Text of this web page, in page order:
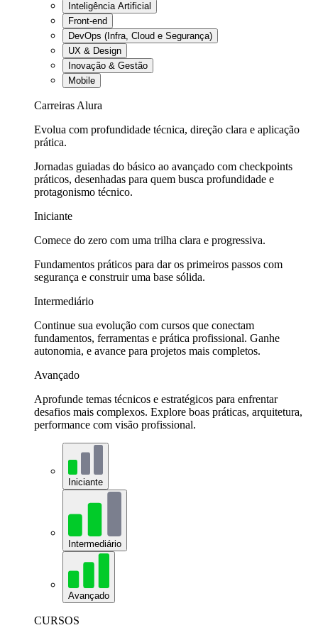
Inteligência Artificial
Front-end
DevOps (Infra, Cloud e Segurança)
UX & Design
Inovação & Gestão
Mobile
Carreiras Alura
Evolua com profundidade técnica, direção clara e aplicação
prática.
Jornadas guiadas do básico ao avançado com checkpoints
práticos, desenhadas para quem busca profundidade e
protagonismo técnico.
Iniciante
Comece do zero com uma trilha clara e progressiva.
Fundamentos práticos para dar os primeiros passos com
segurança e construir uma base sólida.
Intermediário
Continue sua evolução com cursos que conectam
fundamentos, ferramentas e prática profissional. Ganhe
autonomia, e avance para projetos mais completos.
Avançado
Aprofunde temas técnicos e estratégicos para enfrentar
desafios mais complexos. Explore boas práticas, arquitetura,
performance com visão profissional.
Iniciante
Intermediário
Avançado
CURSOS